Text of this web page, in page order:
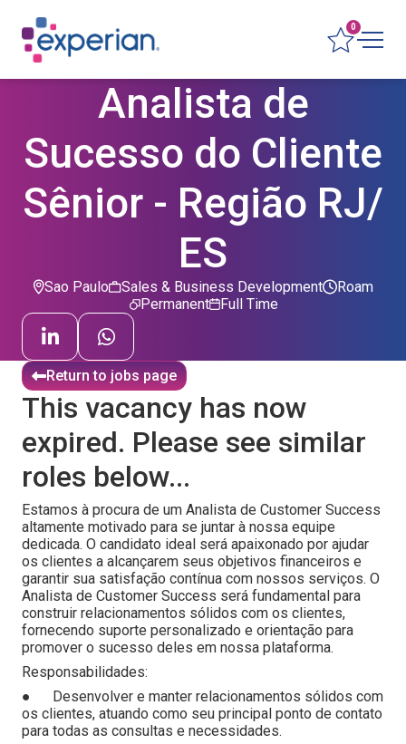
0
Analista de
Sucesso do Cliente
Sênior - Região RJ/
ES
Sao Paulo
Sales & Business Development
Permanent
Roam
Full Time
Return to jobs page
This vacancy has now
expired. Please see similar
roles below...
Estamos à procura de um Analista de Customer Success
altamente motivado para se juntar à nossa equipe
dedicada. O candidato ideal será apaixonado por ajudar
os clientes a alcançarem seus objetivos financeiros e
garantir sua satisfação contínua com nossos serviços. O
Analista de Customer Success será fundamental para
construir relacionamentos sólidos com os clientes,
fornecendo suporte personalizado e orientação para
promover o sucesso deles em nossa plataforma.
Responsabilidades:
● Desenvolver e manter relacionamentos sólidos com
os clientes, atuando como seu principal ponto de contato
para todas as consultas e necessidades.